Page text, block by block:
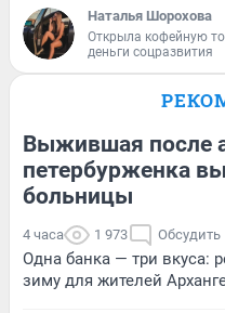
Наталья Шорохова
Открыла кофейную
деньги соцразвития
Выжившая после
петербурженка
больницы
4 часа 1 973 Обсудить
Одна банка — три вкуса:
зиму для жителей